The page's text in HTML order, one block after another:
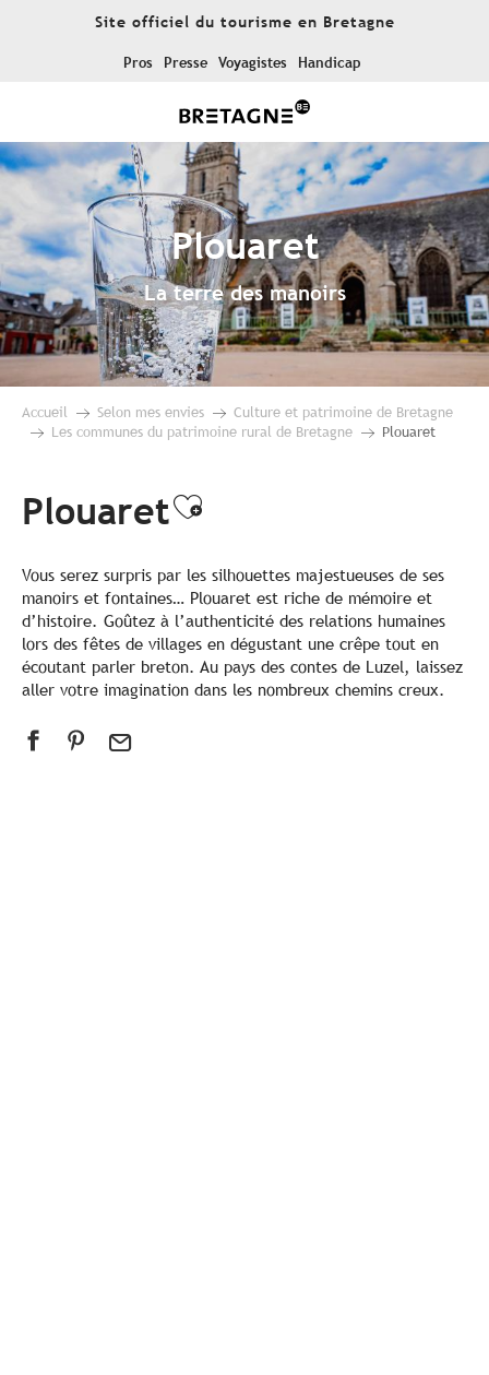
Site officiel du tourisme en Bretagne
Pros Presse Voyagistes Handicap
Plouaret
La terre des manoirs
Accueil Selon mes envies
Culture et patrimoine de Bretagne
Les communes du patrimoine rural de Bretagne
Plouaret
PlouaretAjouter aux
Vous serez surpris par les silhouettes majestueuses de ses
manoirs et fontaines… Plouaret est riche de mémoire et
d’histoire. Goûtez à l’authenticité des relations humaines
lors des fêtes de villages en dégustant une crêpe tout en
écoutant parler breton. Au pays des contes de Luzel, laissez
aller votre imagination dans les nombreux chemins creux.